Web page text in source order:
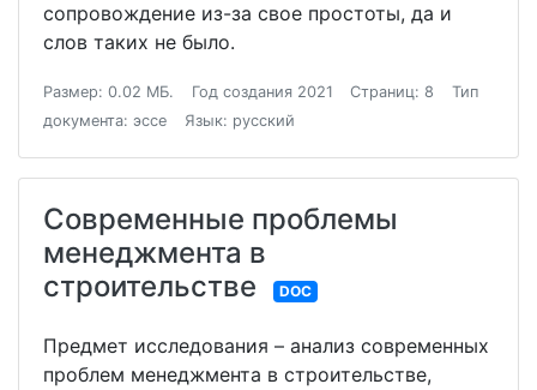
сопровождение из-за свое простоты, да и
слов таких не было.
Размер: 0.02 МБ. Год создания 2021 Страниц: 8
Тип
документа: эссе
Язык: русский
Современные проблемы
менеджмента в
строительстве
DOC
Предмет исследования – анализ современных
проблем менеджмента в строительстве,